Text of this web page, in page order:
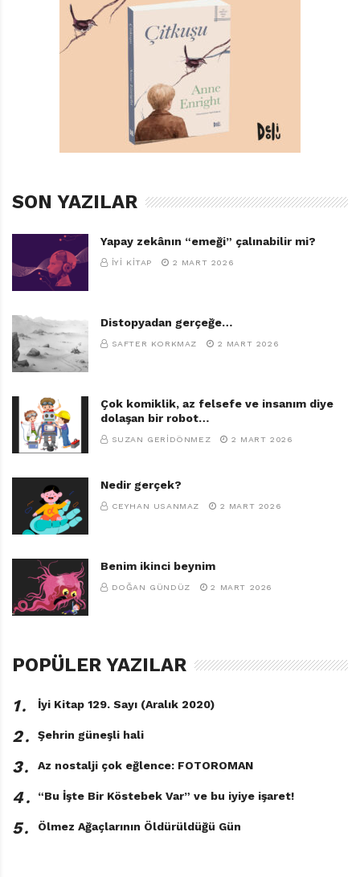
SON YAZILAR
Yapay zekânın “emeği” çalınabilir mi?
İYI KITAP 2 MART 2026
Distopyadan gerçeğe…
SAFTER KORKMAZ 2 MART 2026
Çok komiklik, az felsefe ve insanım diye
dolaşan bir robot…
SUZAN GERIDÖNMEZ 2 MART 2026
Nedir gerçek?
CEYHAN USANMAZ 2 MART 2026
Benim ikinci beynim
DOĞAN GÜNDÜZ 2 MART 2026
POPÜLER YAZILAR
1․ İyi Kitap 129. Sayı (Aralık 2020)
2․ Şehrin güneşli hali
3․ Az nostalji çok eğlence: FOTOROMAN
4․ “Bu İşte Bir Köstebek Var” ve bu iyiye işaret!
5․ Ölmez Ağaçlarının Öldürüldüğü Gün